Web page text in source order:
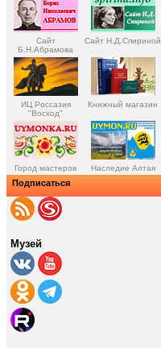
Сайт
Б.Н.Абрамова
Сайт Н.Д.Спириной
ИЦ Россазия
"Восход"
Книжный магазин
Город мастеров Наследие Алтая
Подписаться
Музей